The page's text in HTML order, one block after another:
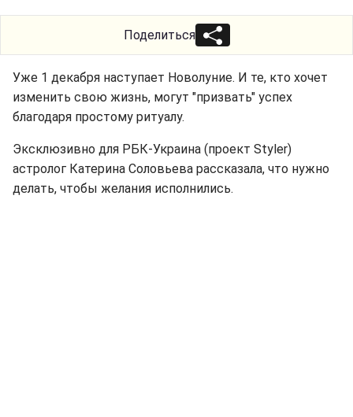
Поделиться
Уже 1 декабря наступает Новолуние. И те, кто хочет
изменить свою жизнь, могут "призвать" успех
благодаря простому ритуалу.
Эксклюзивно для РБК-Украина (проект Styler)
астролог Катерина Соловьева рассказала, что нужно
делать, чтобы желания исполнились.